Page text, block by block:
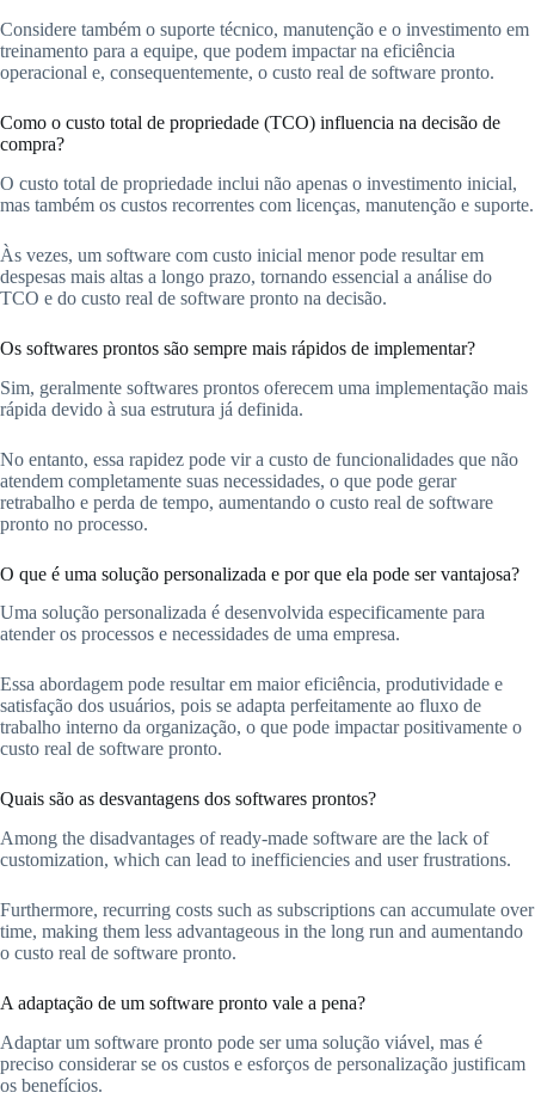
Considere também o suporte técnico, manutenção e o investimento em
treinamento para a equipe, que podem impactar na eficiência
operacional e, consequentemente, o custo real de software pronto.
Como o custo total de propriedade (TCO) influencia na decisão de
compra?
O custo total de propriedade inclui não apenas o investimento inicial,
mas também os custos recorrentes com licenças, manutenção e suporte.
Às vezes, um software com custo inicial menor pode resultar em
despesas mais altas a longo prazo, tornando essencial a análise do
TCO e do custo real de software pronto na decisão.
Os softwares prontos são sempre mais rápidos de implementar?
Sim, geralmente softwares prontos oferecem uma implementação mais
rápida devido à sua estrutura já definida.
No entanto, essa rapidez pode vir a custo de funcionalidades que não
atendem completamente suas necessidades, o que pode gerar
retrabalho e perda de tempo, aumentando o custo real de software
pronto no processo.
O que é uma solução personalizada e por que ela pode ser vantajosa?
Uma solução personalizada é desenvolvida especificamente para
atender os processos e necessidades de uma empresa.
Essa abordagem pode resultar em maior eficiência, produtividade e
satisfação dos usuários, pois se adapta perfeitamente ao fluxo de
trabalho interno da organização, o que pode impactar positivamente o
custo real de software pronto.
Quais são as desvantagens dos softwares prontos?
Among the disadvantages of ready-made software are the lack of
customization, which can lead to inefficiencies and user frustrations.
Furthermore, recurring costs such as subscriptions can accumulate over
time, making them less advantageous in the long run and aumentando
o custo real de software pronto.
A adaptação de um software pronto vale a pena?
Adaptar um software pronto pode ser uma solução viável, mas é
preciso considerar se os custos e esforços de personalização justificam
os benefícios.